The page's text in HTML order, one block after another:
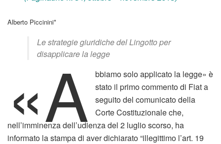
Alberto Piccinini*
Le strategie giuridiche del Lingotto per
disapplicare la legge
«A
bbiamo solo applicato la legge» è
stato il primo commento di Fiat a
seguito del comunicato della
Corte Costituzionale che,
nell’imminenza dell’udienza del 2 luglio scorso, ha
informato la stampa di aver dichiarato “illegittimo l’art. 19